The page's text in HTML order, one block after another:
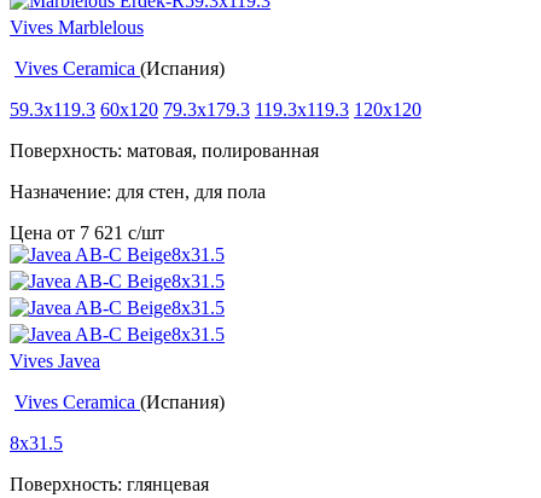
Vives Marblelous
Vives Ceramica (Испания)
59.3x119.3 60x120 79.3x179.3 119.3x119.3 120x120
Поверхность: матовая, полированная
Назначение: для стен, для пола
Цена от 7 621 c/шт
Vives Javea
Vives Ceramica (Испания)
8x31.5
Поверхность: глянцевая